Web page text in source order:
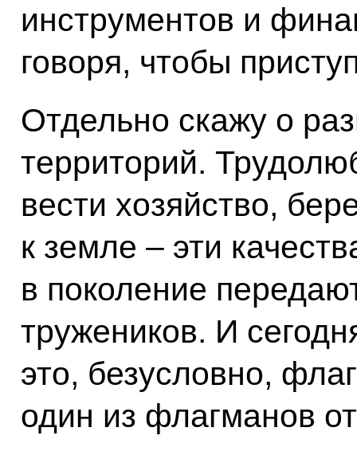
инструментов и
говоря, чтобы
Отдельно скажу о
территорий.
вести хозяйство,
к земле – эти
в поколение
тружеников. И
это, безусловно,
один из флагманов